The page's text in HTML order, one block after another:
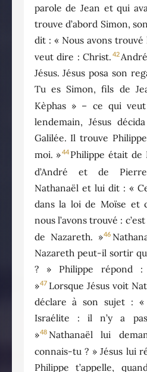
parole de Jean et qui
trouve d’abord Simon,
dit : « Nous avons trouvé
veut dire : Christ. 42
Jésus. Jésus posa son
Tu es Simon, fils de
Kèphas » – ce qui
lendemain, Jésus
Galilée. Il trouve
moi. »44 Philippe était de
d’André et de
Nathanaël et lui dit : «
dans la loi de Moïse et
nous l’avons trouvé :
de Nazareth. »46
Nazareth peut-il sortir
? » Philippe répond
»47 Lorsque Jésus voit
déclare à son sujet :
Israélite : il n’y a
»48 Nathanaël lui
connais-tu ? » Jésus lui
Philippe t’appelle,